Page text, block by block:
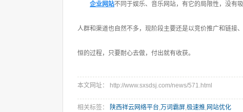
企业网站不同于娱乐、音乐网站，有它的局限性，没有
人群和渠道也自然不多，现阶段主要还是以竞价推广和链接
恒的过程，只要耐心去做，付出就有收获。
本文网址： http://www.sxsdsj.com/news/571.html
相关标签： 陕西祥云网络平台,万词霸屏,极速推,网站优化